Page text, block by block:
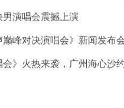
男演唱会震撼上演
巅峰对决演唱会》新闻发布
会》火热来袭，广州海心沙